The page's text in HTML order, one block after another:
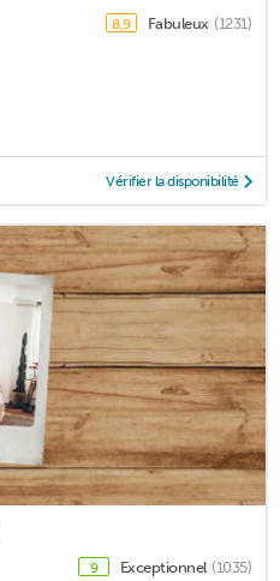
8,9 Fabuleux (1231)
Vérifier la disponibilité
9 Exceptionnel (1035)